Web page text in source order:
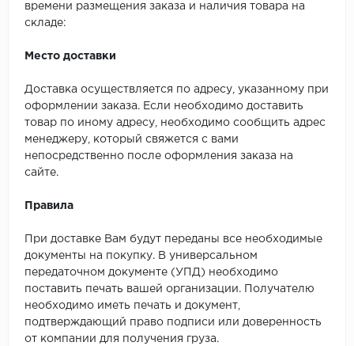
времени размещения заказа и наличия товара на
складе:
Место доставки
Доставка осуществляется по адресу, указанному при
оформлении заказа. Если необходимо доставить
товар по иному адресу, необходимо сообщить адрес
менеджеру, который свяжется с вами
непосредственно после оформления заказа на
сайте.
Правила
При доставке Вам будут переданы все необходимые
документы на покупку. В универсальном
передаточном документе (УПД) необходимо
поставить печать вашей организации. Получателю
необходимо иметь печать и документ,
подтверждающий право подписи или доверенность
от компании для получения груза.